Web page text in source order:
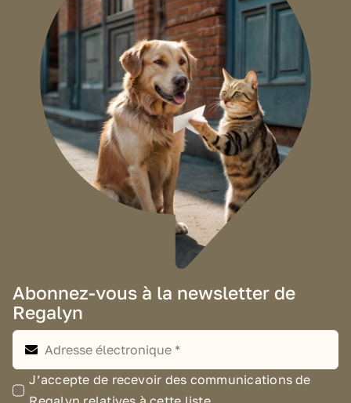
Abonnez-vous à la newsletter de
Regalyn
J’accepte de recevoir des communications de